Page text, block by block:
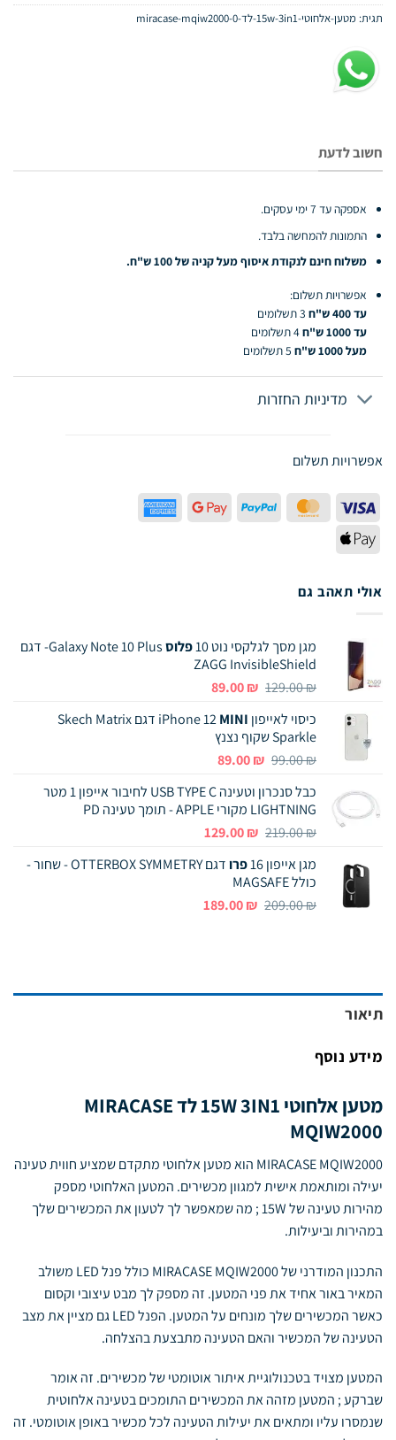
תגית: מטען-אלחוטי-15w-3in1-לד-miracase-mqiw2000-0
חשוב לדעת
אספקה עד 7 ימי עסקים.
התמונות להמחשה בלבד.
משלוח חינם לנקודת איסוף מעל קניה של 100 ש"ח.
אפשרויות תשלום:
עד 400 ש"ח
3 תשלומים
עד 1000 ש"ח
4 תשלומים
מעל 1000 ש"ח
5 תשלומים
מדיניות החזרות
אפשרויות תשלום
Visa
MasterCard
PayPal
Google
Pay
Express
Apple
Pay
אולי תאהב גם
מגן מסך לגלקסי נוט 10 פלוס
Galaxy Note 10 Plus- דגם
ZAGG InvisibleShield
129.00₪
המחיר
היה:
129.00 ₪.
89.00₪
המחיר
הוא:
כיסוי לאייפון iPhone 12 MINI
דגם Skech Matrix
Sparkle שקוף נצנץ
99.00₪
המחיר
היה:
99.00 ₪.
89.00₪
המחיר
הוא:
89.00 ₪.
כבל סנכרון וטעינה USB TYPE C לחיבור אייפון 1 מטר
LIGHTNING מקורי APPLE - תומך טעינה PD
219.00₪
המחיר
היה:
219.00 ₪.
129.00₪
המחיר
הוא:
מגן אייפון 16 פרו
דגם OTTERBOX SYMMETRY - שחור -
כולל MAGSAFE
209.00₪
המחיר
189.00₪
המחיר
תיאור
מידע נוסף
מטען אלחוטי 15W 3IN1 לד MIRACASE
MQIW2000
MIRACASE MQIW2000 הוא מטען אלחוטי מתקדם שמציע חווית טעינה
יעילה ומותאמת אישית למגוון מכשירים. המטען האלחוטי מספק
מהירות טעינה של 15W ; מה שמאפשר לך לטעון את המכשירים שלך
במהירות וביעילות.
התכנון המודרני של MIRACASE MQIW2000 כולל פנל LED משולב
המאיר באור אחיד את פני המטען. זה מספק לך מבט עיצובי וקסום
כאשר המכשירים שלך מונחים על המטען. הפנל LED גם מציין את מצב
הטעינה של המכשיר והאם הטעינה מתבצעת בהצלחה.
המטען מצויד בטכנולוגיית איתור אוטומטי של מכשירים. זה אומר
שברקע ; המטען מזהה את המכשירים התומכים בטעינה אלחוטית
שנמסרו עליו ומתאים את יעילות הטעינה לכל מכשיר באופן אוטומטי. זה